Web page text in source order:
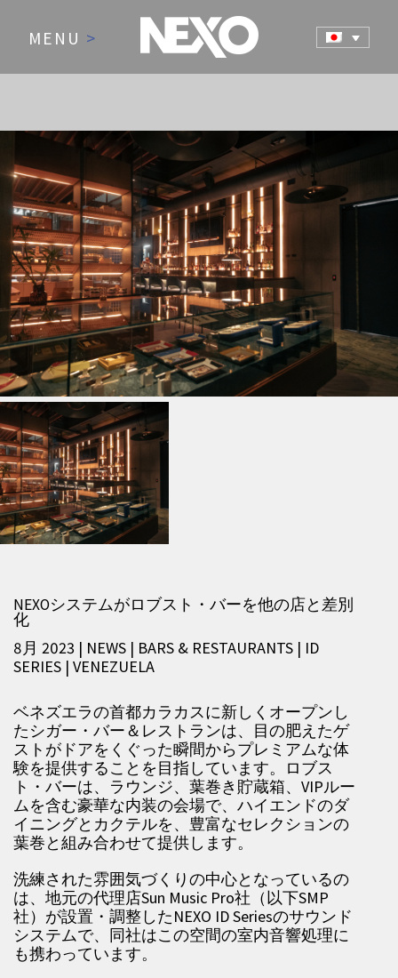
MENU >
NEWS AND EVENTS
NEXOシステムがロブスト・バーを他の店と差別
化
8月 2023 | NEWS | BARS & RESTAURANTS | ID
SERIES | VENEZUELA
ベネズエラの首都カラカスに新しくオープンし
たシガー・バー＆レストランは、目の肥えたゲ
ストがドアをくぐった瞬間からプレミアムな体
験を提供することを目指しています。ロブス
ト・バーは、ラウンジ、葉巻き貯蔵箱、VIPルー
ムを含む豪華な内装の会場で、ハイエンドのダ
イニングとカクテルを、豊富なセレクションの
葉巻と組み合わせて提供します。
洗練された雰囲気づくりの中心となっているの
は、地元の代理店Sun Music Pro社（以下SMP
社）が設置・調整したNEXO ID Seriesのサウンド
システムで、同社はこの空間の室内音響処理に
も携わっています。